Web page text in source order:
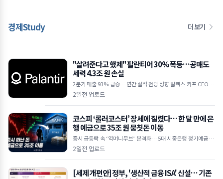
경제Study 더 보기
"살려준다고 했제" 팔란티어 30% 폭등…공매도
세력 4.3조 원 손실
2분기 매출 93% 급증… 연간 실적 전망 상향 알렉스 카프 CEO "A
I 수요 상상을 초월하는 수준" 하루 만에 30억 달러 손실… 공매도
2일전 업로드
코스피 ‘롤러코스터’ 장세에 질렸다… 한 달 만에 은
행 예금으로 35조 원 뭉칫돈 이동
증시 급등락 속 ‘역머니무브’ 본격화… 5대 시중은행 정기예금 35
조 원 급증 한국은행 기준금리 인상 여파, 연 3%대 예금 금리 매력
2일전 업로드
[세제 개편안] 정부, '생산적 금융 ISA' 신설… 기존